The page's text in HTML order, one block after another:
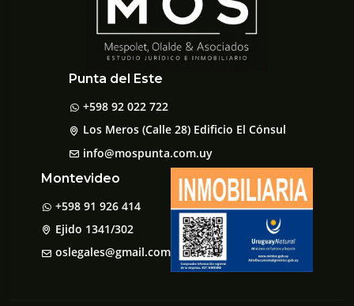
Punta del Este
+598 92 022 722
Los Meros (Calle 28) Edificio El Cónsul
info@mospunta.com.uy
Montevideo
+598 91 926 414
Ejido 1341/302
oslegales@gmail.com